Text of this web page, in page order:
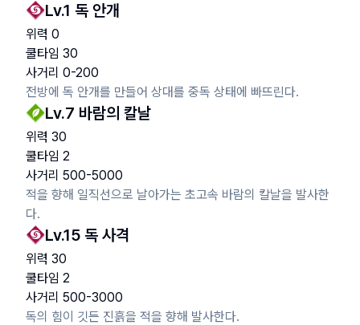
Lv.1 독 안개
위력 0
쿨타임 30
사거리 0-200
전방에 독 안개를 만들어 상대를 중독 상태에 빠뜨린다.
Lv.7 바람의 칼날
위력 30
쿨타임 2
사거리 500-5000
적을 향해 일직선으로 날아가는 초고속 바람의 칼날을 발사한
다.
Lv.15 독 사격
위력 30
쿨타임 2
사거리 500-3000
독의 힘이 깃든 진흙을 적을 향해 발사한다.